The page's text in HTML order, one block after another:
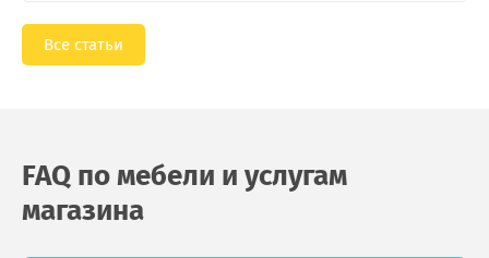
Все статьи
FAQ по мебели и услугам
магазина